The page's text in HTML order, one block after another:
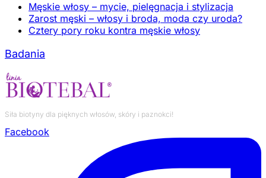
Męskie włosy – mycie, pielęgnacja i stylizacja
Zarost męski – włosy i broda, moda czy uroda?
Cztery pory roku kontra męskie włosy
Badania
Siła biotyny dla pięknych włosów, skóry i paznokci!
Facebook